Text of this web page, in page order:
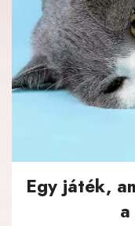
Egy játék,